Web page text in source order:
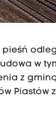
w
z
Piastów